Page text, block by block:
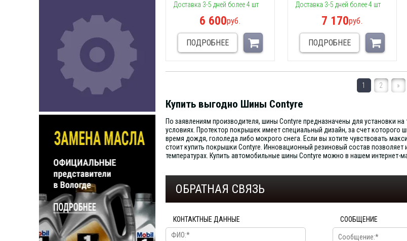
Доставка 3-5 дней более 4 шт
6 600руб.
ПОДРОБНЕЕ
Доставка 3-5 дней более 4 шт
7 170руб.
ПОДРОБНЕЕ
1 2 »
Купить выгодно Шины Contyre
По заявлениям производителя, шины Contyre предназначены для установки
условиях. Протектор покрышек имеет специальный дизайн, за счет
время дождя, гололеда либо мокрого снега. Если вы хотите чувствовать
стоит купить покрышки Contyre. Инновационный резиновый состав
температурах. Купить автомобильные шины Contyre можно в нашем интернет-
ОБРАТНАЯ СВЯЗЬ
КОНТАКТНЫЕ ДАННЫЕ СООБЩЕНИЕ